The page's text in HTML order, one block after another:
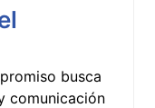
busca
comunicación